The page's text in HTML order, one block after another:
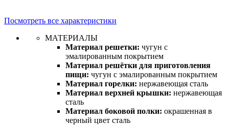
Посмотреть все характеристики
МАТЕРИАЛЫ
Материал решетки: чугун с
эмалированным покрытием
Материал решётки для приготовления
пищи: чугун с эмалированным покрытием
Материал горелки: нержавеющая сталь
Материал верхней крышки: нержавеющая
сталь
Материал боковой полки: окрашенная в
черный цвет сталь